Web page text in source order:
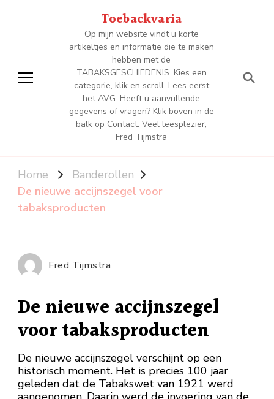
Toebackvaria
Op mijn website vindt u korte
artikeltjes en informatie die te maken
hebben met de
TABAKSGESCHIEDENIS. Kies een
categorie, klik en scroll. Lees eerst
het AVG. Heeft u aanvullende
gegevens of vragen? Klik boven in de
balk op Contact. Veel leesplezier,
Fred Tijmstra
Home
Banderollen
De nieuwe accijnszegel voor
tabaksproducten
Fred Tijmstra
De nieuwe accijnszegel
voor tabaksproducten
De nieuwe accijnszegel verschijnt op een
historisch moment. Het is precies 100 jaar
geleden dat de Tabakswet van 1921 werd